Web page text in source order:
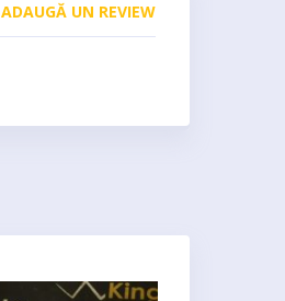
ADAUGĂ UN REVIEW